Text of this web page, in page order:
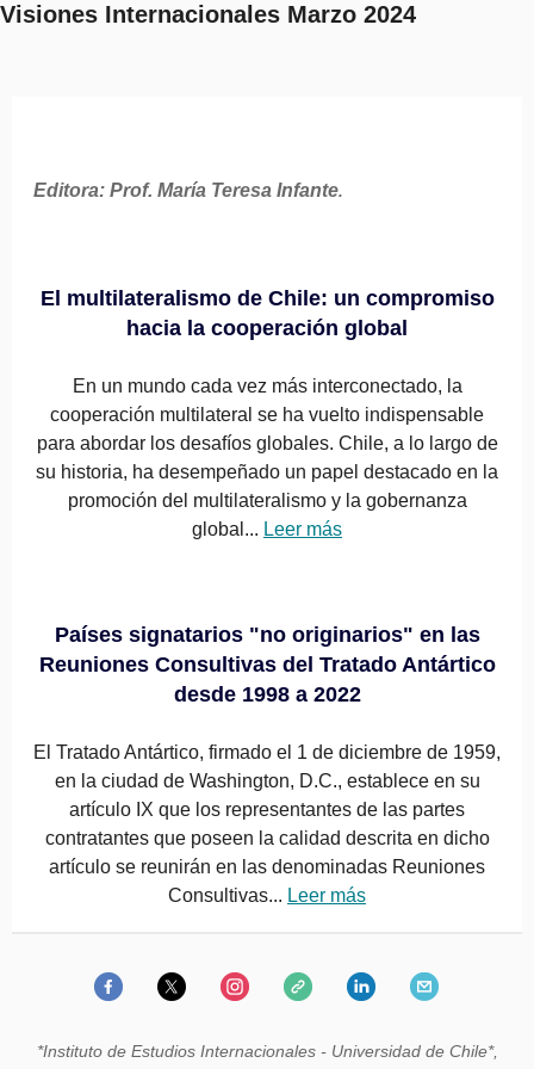
Visiones Internacionales Marzo 2024
Editora: Prof. María Teresa Infante.
El multilateralismo de Chile: un compromiso
hacia la cooperación global
En un mundo cada vez más interconectado, la
cooperación multilateral se ha vuelto indispensable
para abordar los desafíos globales. Chile, a lo largo de
su historia, ha desempeñado un papel destacado en la
promoción del multilateralismo y la gobernanza
global... Leer más
Países signatarios "no originarios" en las
Reuniones Consultivas del Tratado Antártico
desde 1998 a 2022
El Tratado Antártico, firmado el 1 de diciembre de 1959,
en la ciudad de Washington, D.C., establece en su
artículo IX que los representantes de las partes
contratantes que poseen la calidad descrita en dicho
artículo se reunirán en las denominadas Reuniones
Consultivas... Leer más
*Instituto de Estudios Internacionales - Universidad de Chile*,